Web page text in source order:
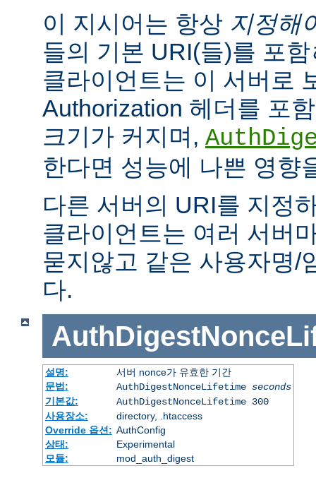
이 지시어는 항상 지정해
들의 기본 URI(들)를 포함
클라이언트는 이 서버로
Authorization 헤더를 포
크기가 커지며,
한다면 성능에 나쁜 영향
다른 서버의 URI를 지정
클라이언트는 여러 서버
묻지않고 같은 사용자명/
다.
설명:
서버 nonce가 유효한 기간
문법:
AuthDigestNonceLifetime seconds
기본값:
AuthDigestNonceLifetime 300
사용장소:
directory, .htaccess
Override 옵션: AuthConfig
상태:
Experimental
모듈:
mod_auth_digest